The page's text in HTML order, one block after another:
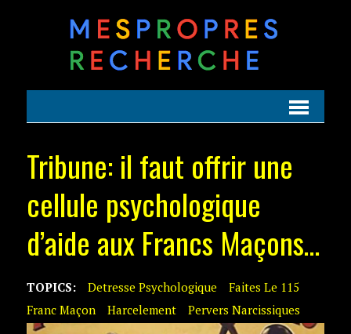
Tribune: il faut offrir une
cellule psychologique
d’aide aux Francs Maçons…
TOPICS: Detresse Psychologique
Faites Le 115
Franc Maçon
Harcelement Pervers Narcissiques